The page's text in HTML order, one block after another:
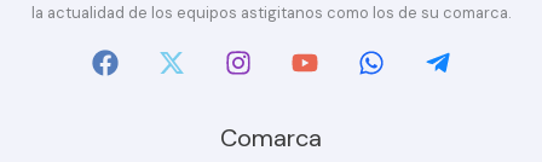
la actualidad de los equipos astigitanos como los de su comarca.
Comarca